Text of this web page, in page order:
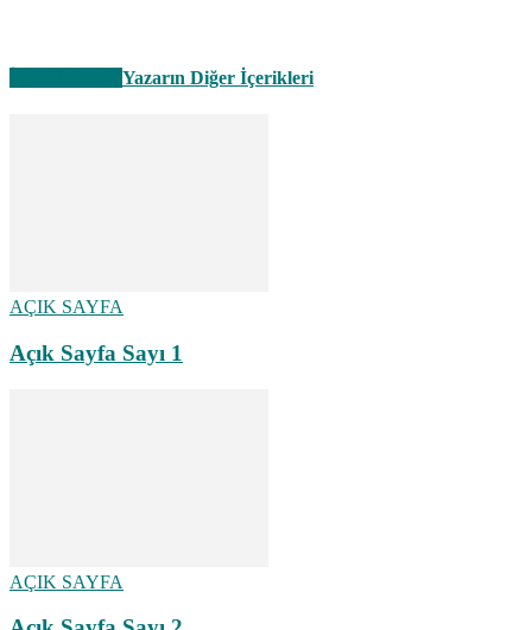
Yazarın Diğer İçerikleri
AÇIK SAYFA
Açık Sayfa Sayı 1
AÇIK SAYFA